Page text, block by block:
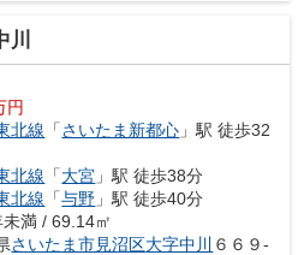
川
円
北線 「さいたま新都心 」駅 徒歩32
北線 「大宮 」駅 徒歩38分
北線 「与野 」駅 徒歩40分
満 / 69.14㎡
さいたま市見沼区大字中川 ６６９-